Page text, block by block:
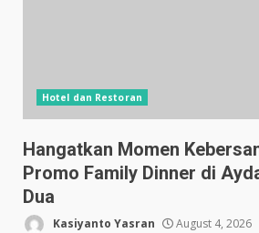
Hotel dan Restoran
Hangatkan Momen
Promo Family Dinner di
Dua
Kasiyanto Yasran August 4, 2026